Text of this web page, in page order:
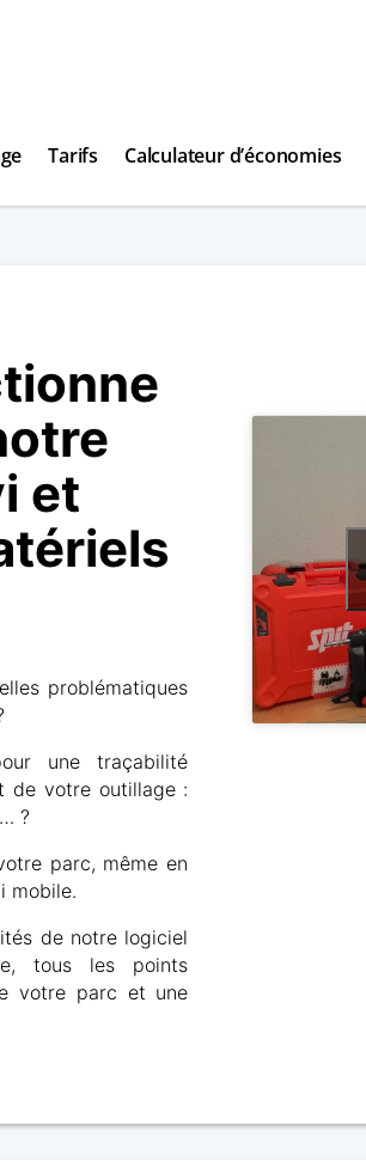
Tarifs Calculateur d’économies
et
problématiques
une traçabilité
de votre outillage :
?
parc, même en
mobile.
de notre logiciel
tous les points
votre parc et une